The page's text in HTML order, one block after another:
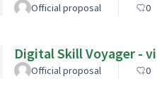
Official proposal 0
Digital Skill Voyager -
Official proposal 0